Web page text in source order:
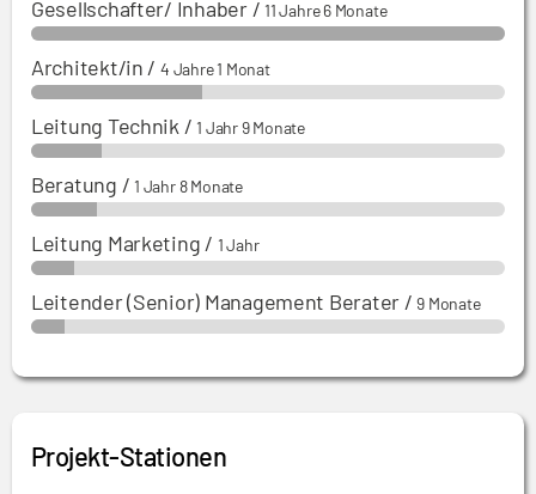
Gesellschafter/ Inhaber/ 11 Jahre 6 Monate
Architekt/in / 4 Jahre 1 Monat
Leitung Technik /1 Jahr 9 Monate
Beratung /1 Jahr 8 Monate
Leitung Marketing / 1 Jahr
Leitender (Senior) Management Berater /9 Monate
Projekt-Stationen